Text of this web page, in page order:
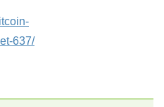
637/